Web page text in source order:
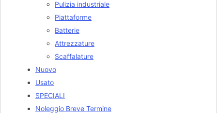
Pulizia industriale
Piattaforme
Batterie
Attrezzature
Scaffalature
Nuovo
Usato
SPECIALI
Noleggio Breve Termine